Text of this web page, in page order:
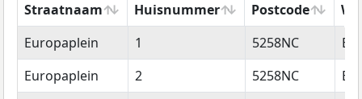
Straatnaam Huisnummer Postcode
Straatnaam
Huisnummer Postcode
Europaplein 1 5258NC
Europaplein
2 5258NC